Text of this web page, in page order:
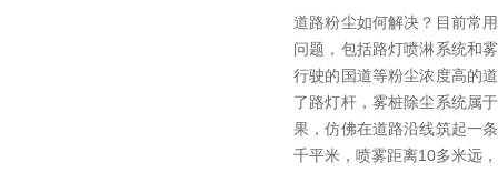
道路粉尘如何解决？目前常
问题，包括路灯喷淋系统和
行驶的国道等粉尘浓度高的
了路灯杆，雾桩除尘系统属
果，仿佛在道路沿线筑起一
千平米，喷雾距离10多米远